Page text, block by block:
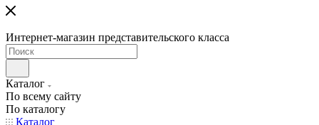
Интернет-магазин представительского класса
Каталог
По всему сайту
По каталогу
Каталог